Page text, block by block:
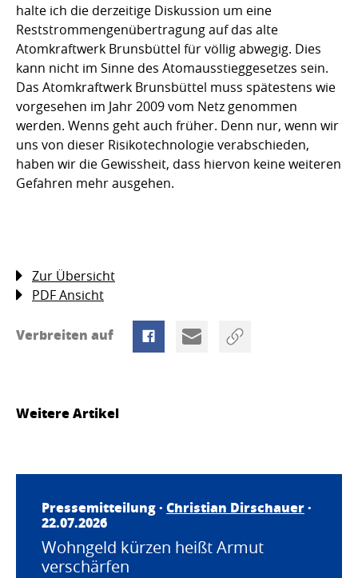
halte ich die derzeitige Diskussion um eine
Reststrommengenübertragung auf das alte
Atomkraftwerk Brunsbüttel für völlig abwegig. Dies
kann nicht im Sinne des Atomausstieggesetzes sein.
Das Atomkraftwerk Brunsbüttel muss spätestens wie
vorgesehen im Jahr 2009 vom Netz genommen
werden. Wenns geht auch früher. Denn nur, wenn wir
uns von dieser Risikotechnologie verabschieden,
haben wir die Gewissheit, dass hiervon keine weiteren
Gefahren mehr ausgehen.
Zur Übersicht
PDF Ansicht
Verbreiten auf
Weitere Artikel
Pressemitteilung · Christian Dirschauer·
22.07.2026
Wohngeld kürzen heißt Armut
verschärfen